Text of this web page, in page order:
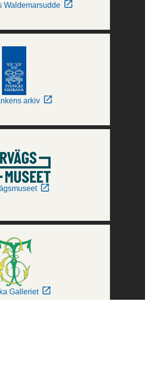
Waldemarsudde
arkiv
Galleriet